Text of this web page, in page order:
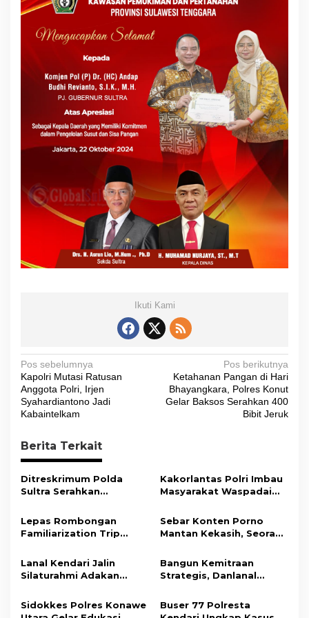
Ikuti Kami
N
a
v
g
a
s
p
o
s
Pos sebelumnya
Kapolri Mutasi Ratusan
Anggota Polri, Irjen
Syahardiantono Jadi
Kabaintelkam
Pos berikutnya
Ketahanan Pangan di Hari
Bhayangkara, Polres Konut
Gelar Baksos Serahkan 400
Bibit Jeruk
Berita Terkait
Ditreskrimum Polda
Sultra Serahkan
Bukti Kasus Dugaan
Penyelenggaraan
Perjalanan Ibadah Umrah
Kakorlantas Polri Imbau
Masyarakat Waspadai
Baru
Lepas Rombongan
Familiarization Trip
Promosikan Wisata dan
Gerakkan Ekonomi
Sebar Konten Porno
Mantan Kekasih, Seorang
Tahun Penjara
Lanal Kendari Jalin
Silaturahmi Adakan
Bersama Insan Pers.
Bangun Kemitraan
Strategis, Danlanal
Wujudkan Informasi
Objektif dan Berimbang
Sidokkes Polres Konawe
Buser 77 Polresta